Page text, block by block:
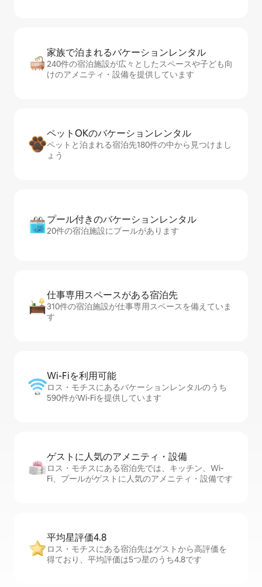
家族で泊まれるバ⁠ケ⁠ー⁠シ⁠ョ⁠ンレ⁠ン⁠タ⁠ル
240件の宿泊施設が広々としたスペースや子ども向
けのアメニティ・設備を提供しています
ペットOKのバ⁠ケ⁠ー⁠シ⁠ョ⁠ンレ⁠ン⁠タ⁠ル
ペットと泊まれる宿泊先180件の中から見つけまし
ょう
プール付きのバ⁠ケ⁠ー⁠シ⁠ョ⁠ンレ⁠ン⁠タ⁠ル
20件の宿泊施設にプールがあります
仕事専用ス⁠ペ⁠ー⁠スがあ⁠る宿⁠泊⁠先
310件の宿泊施設が仕事専用スペースを備えていま
す
Wi-Fiを利⁠用⁠可⁠能
ロス・モチスにあるバケーションレンタルのうち
590件がWi-Fiを提供しています
ゲストに人⁠気⁠のア⁠メ⁠ニ⁠テ⁠ィ・設⁠備
ロス・モチスにある宿泊先では、キッチン、Wi-
Fi、プールがゲストに人気のアメニティ・設備です
平均星評価4.8
ロス・モチスにある宿泊先はゲストから高評価を
得ており、平均評価は5つ星のうち4.8です